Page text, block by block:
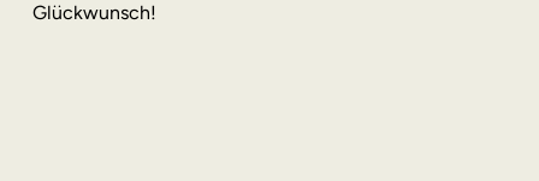
Glückwunsch!